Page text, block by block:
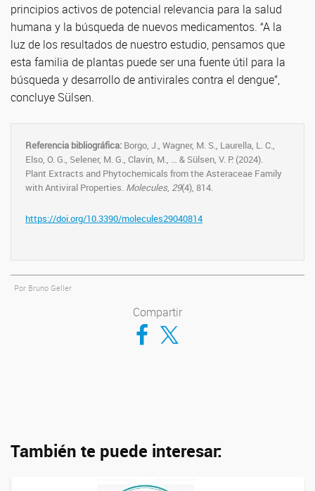
principios activos de potencial relevancia para la salud
humana y la búsqueda de nuevos medicamentos. “A la
luz de los resultados de nuestro estudio, pensamos que
esta familia de plantas puede ser una fuente útil para la
búsqueda y desarrollo de antivirales contra el dengue”,
concluye Sülsen.
Referencia bibliográfica: Borgo, J., Wagner, M. S., Laurella, L. C.,
Elso, O. G., Selener, M. G., Clavin, M., … & Sülsen, V. P. (2024).
Plant Extracts and Phytochemicals from the Asteraceae Family
with Antiviral Properties. Molecules, 29(4), 814.
https://doi.org/10.3390/molecules29040814
Por Bruno Geller
Compartir
Compartir en Facebook
Compartir en Twitter
También te puede interesar: